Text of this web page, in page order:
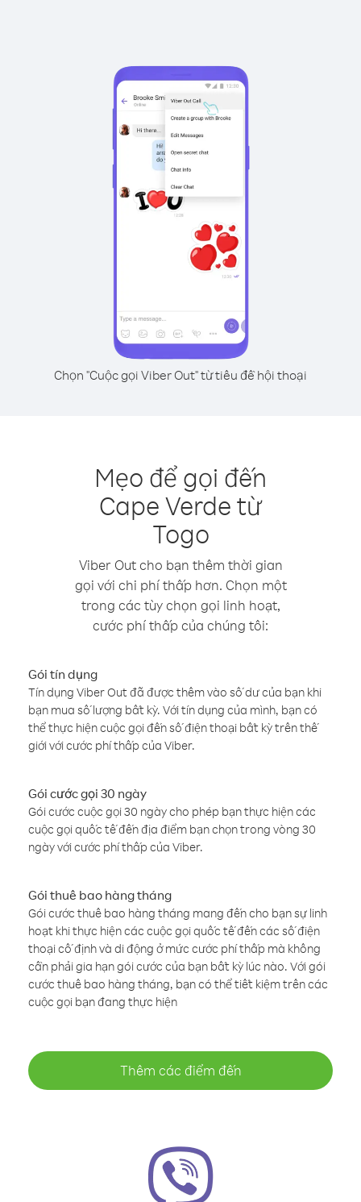
Chọn "Cuộc gọi Viber Out" từ tiêu đề hội thoại
Mẹo để gọi đến
Cape Verde từ
Togo
Viber Out cho bạn thêm thời gian
gọi với chi phí thấp hơn. Chọn một
trong các tùy chọn gọi linh hoạt,
cước phí thấp của chúng tôi:
Gói tín dụng
Tín dụng Viber Out đã được thêm vào số dư của bạn khi
bạn mua số lượng bất kỳ. Với tín dụng của mình, bạn có
thể thực hiện cuộc gọi đến số điện thoại bất kỳ trên thế
giới với cước phí thấp của Viber.
Gói cước gọi 30 ngày
Gói cước cuộc gọi 30 ngày cho phép bạn thực hiện các
cuộc gọi quốc tế đến địa điểm bạn chọn trong vòng 30
ngày với cước phí thấp của Viber.
Gói thuê bao hàng tháng
Gói cước thuê bao hàng tháng mang đến cho bạn sự linh
hoạt khi thực hiện các cuộc gọi quốc tế đến các số điện
thoại cố định và di động ở mức cước phí thấp mà không
cần phải gia hạn gói cước của bạn bất kỳ lúc nào. Với gói
cước thuê bao hàng tháng, bạn có thể tiết kiệm trên các
cuộc gọi bạn đang thực hiện
Thêm các điểm đến